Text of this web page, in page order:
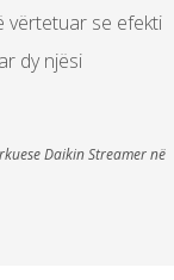
vërtetuar se efekti
dy njësi
Daikin Streamer në